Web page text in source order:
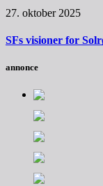
27. oktober 2025
SFs visioner for
annonce